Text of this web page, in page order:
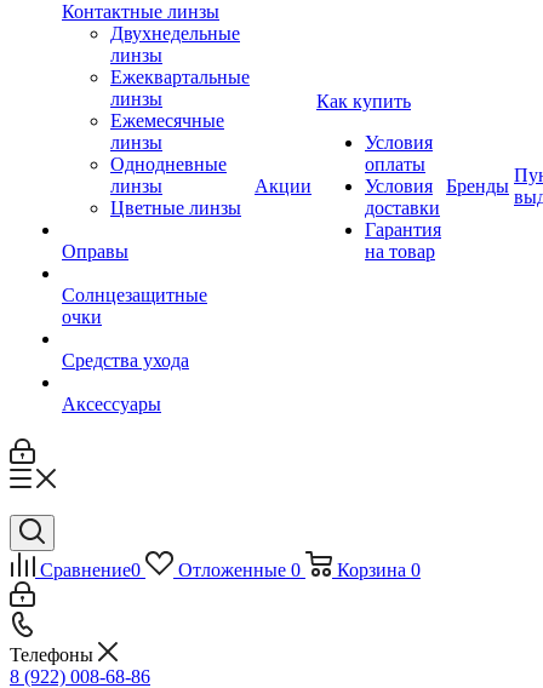
Контактные линзы
Двухнедельные
линзы
Ежеквартальные
линзы
Ежемесячные
линзы
Однодневные
линзы
Цветные линзы
Оправы
Солнцезащитные
очки
Средства ухода
Аксессуары
Акции
Как купить
Условия
оплаты
Условия
доставки
Гарантия
на товар
Бренды
Сравнение0 Отложенные 0 Корзина 0
Телефоны
8 (922) 008-68-86